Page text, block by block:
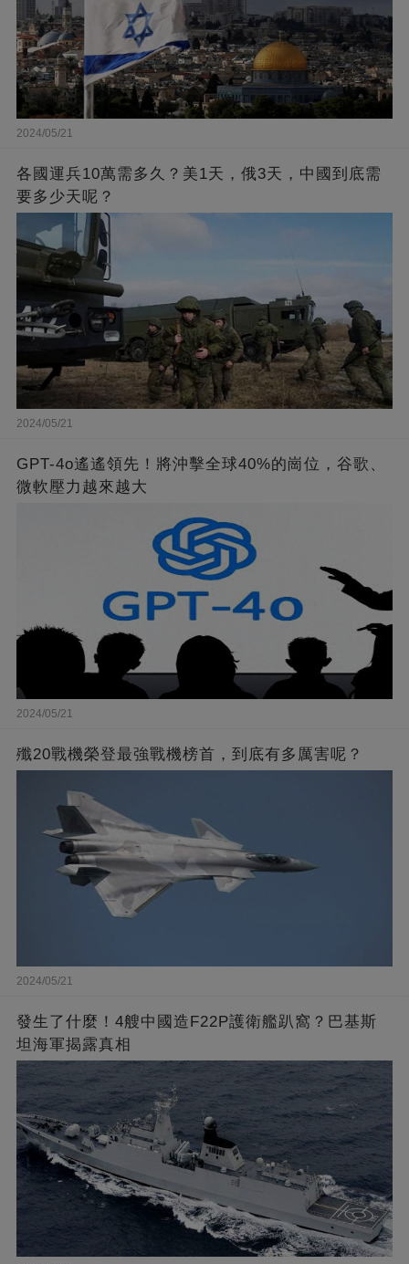
2024/05/21
各國運兵10萬需多久？美1天，俄3天，中國到底需
要多少天呢？
2024/05/21
GPT-4o遙遙領先！將沖擊全球40%的崗位，谷歌、
微軟壓力越來越大
2024/05/21
殲20戰機榮登最強戰機榜首，到底有多厲害呢？
2024/05/21
發生了什麼！4艘中國造F22P護衛艦趴窩？巴基斯
坦海軍揭露真相